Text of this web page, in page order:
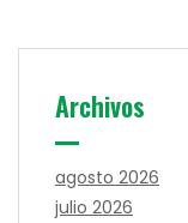
Archivos
agosto 2026
julio 2026